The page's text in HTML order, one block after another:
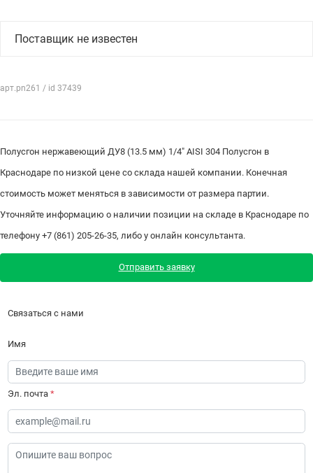
Поставщик не известен
арт.pn261 / id 37439
Полусгон нержавеющий ДУ8 (13.5 мм) 1/4" AISI 304 Полусгон в
Краснодаре по низкой цене со склада нашей компании. Конечная
стоимость может меняться в зависимости от размера партии.
Уточняйте информацию о наличии позиции на складе в Краснодаре по
телефону +7 (861) 205-26-35, либо у онлайн консультанта.
Отправить заявку
Связаться с нами
Имя
Эл. почта *